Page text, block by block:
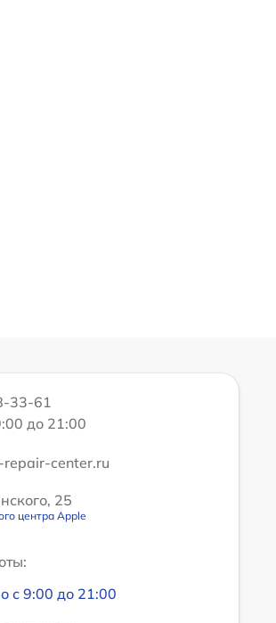
33-61
до 21:00
center.ru
25
центра Apple
с 9:00 до 21:00